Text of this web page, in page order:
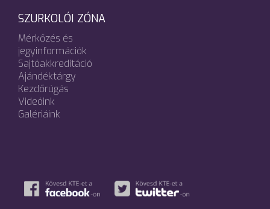
SZURKOLÓI ZÓNA
Mérkőzés és
jegyinformációk
Sajtóakkreditáció
Ajándéktárgy
Kezdőrúgás
Videóink
Galériáink